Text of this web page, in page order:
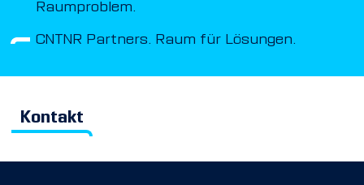
Raumproblem.
CNTNR Partners. Raum für Lösungen.
Kontakt